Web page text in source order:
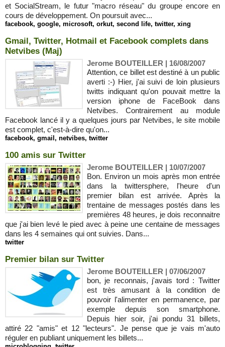
et SocialStream, le futur "macro réseau" du groupe encore en
cours de développement. On poursuit avec...
facebook, google, microsoft, orkut, second life, twitter, xing
Gmail, Twitter, Hotmail et Facebook complets dans
Netvibes (Maj)
Jerome BOUTEILLER | 16/08/2007
Attention, ce billet est destiné à un public
averti :-) Hier, j'ai suivi de loin plusieurs
twitts indiquant qu'on pouvait mettre la
version iphone de FaceBook dans
Netvibes. Contrairement au module
Facebook lancé il y a quelques jours par Netvibes, le site mobile
est complet, c'est-à-dire qu'on...
facebook, gmail , netvibes, twitter
100 amis sur Twitter
Jerome BOUTEILLER | 10/07/2007
Bon. Environ un mois après mon entrée
dans la twittersphere, l'heure d'un
premier bilan est arrivée. Après la
trentaine de messages postés dans les
premières 48 heures, je dois reconnaitre
que j'ai bien levé le pied avec à peine une centaine de messages
dans les 4 semaines qui ont suivies. Dans...
twitter
Premier bilan sur Twitter
Jerome BOUTEILLER | 07/06/2007
bon, je reconnais, j'avais tord : Twitter
est très amusant à la condition de
pouvoir l'alimenter en permanence, par
exemple depuis son smartphone.
Depuis hier soir, j'ai pondu 31 billets,
attiré 22 "amis" et 12 "lecteurs". Je pense que je vais m'auto
réguler en publiant uniquement les billets...